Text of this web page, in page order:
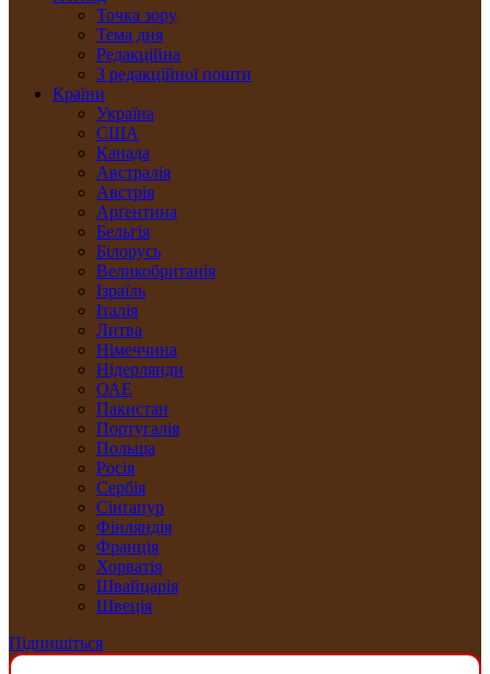
Точка зору
Тема дня
Редакційна
З редакційної пошти
Країни
Україна
США
Канада
Австралія
Австрія
Арґентина
Бельгія
Білорусь
Великобританія
Ізраїль
Італія
Литва
Німеччина
Нідерлянди
ОАЕ
Пакистан
Португалія
Польща
Росія
Сербія
Сінґапур
Фінляндія
Франція
Хорватія
Швайцарія
Швеція
Підпишіться